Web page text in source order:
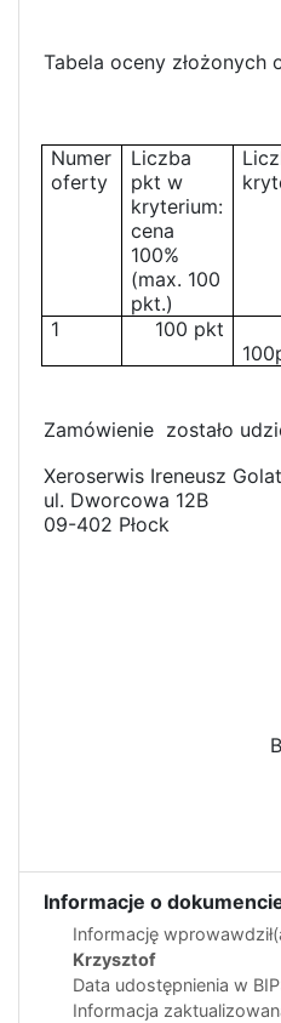
Tabela oceny złożonych
Numer
oferty
Liczba
pkt w
kryterium:
cena
100%
(max. 100
pkt.)
1
100 pkt
Zamówienie zostało
Xeroserwis Ireneusz
ul. Dworcowa 12B
09-402 Płock
Informacje o
Informację
Krzysztof
Data udostępnienia w
Informacja